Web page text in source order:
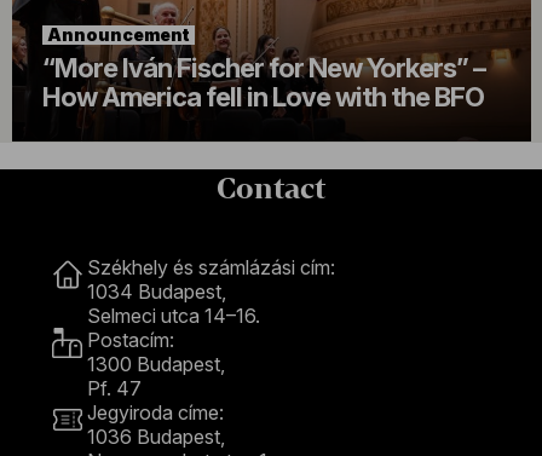
Announcement
“More Iván Fischer for New Yorkers” –
How America fell in Love with the BFO
Contact
Székhely és számlázási cím:
1034 Budapest,
Selmeci utca 14–16.
Postacím:
1300 Budapest,
Pf. 47
Jegyiroda címe:
1036 Budapest,